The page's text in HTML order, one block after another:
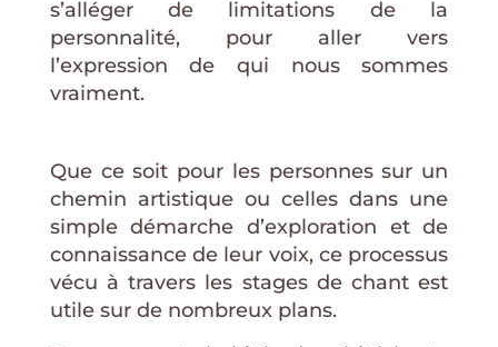
s’alléger de limitations de la
personnalité, pour aller vers
l’expression de qui nous sommes
vraiment.
Que ce soit pour les personnes sur un
chemin artistique ou celles dans une
simple démarche d’exploration et de
connaissance de leur voix, ce processus
vécu à travers les stages de chant est
utile sur de nombreux plans.